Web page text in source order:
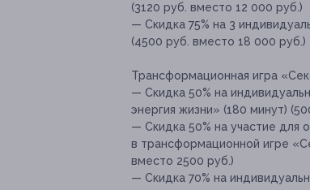
(3120 руб. вместо 12 000 руб.)
— Скидка 75% на 3
(4500 руб. вместо 18 000 руб.)
Трансформационная игра
— Скидка 50% на
энергия жизни» (180 минут)
— Скидка 50% на участие для
в трансформационной игре
вместо 2500 руб.)
— Скидка 70% на